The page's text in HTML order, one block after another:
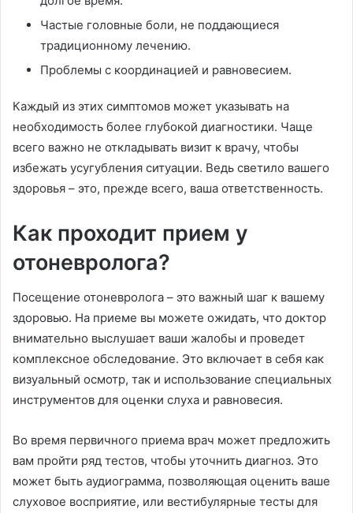
Частые головные боли, не поддающиеся
традиционному лечению.
Проблемы с координацией и равновесием.
Каждый из этих симптомов может указывать на
необходимость более глубокой диагностики. Чаще
всего важно не откладывать визит к врачу, чтобы
избежать усугубления ситуации. Ведь светило вашего
здоровья – это, прежде всего, ваша ответственность.
Как проходит прием у
отоневролога?
Посещение отоневролога – это важный шаг к вашему
здоровью. На приеме вы можете ожидать, что доктор
внимательно выслушает ваши жалобы и проведет
комплексное обследование. Это включает в себя как
визуальный осмотр, так и использование специальных
инструментов для оценки слуха и равновесия.
Во время первичного приема врач может предложить
вам пройти ряд тестов, чтобы уточнить диагноз. Это
может быть аудиограмма, позволяющая оценить ваше
слуховое восприятие, или вестибулярные тесты для